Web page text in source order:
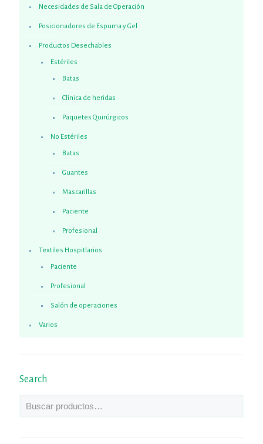
Necesidades de Sala de Operación
Posicionadores de Espuma y Gel
Productos Desechables
Estériles
Batas
Clínica de heridas
Paquetes Quirúrgicos
No Estériles
Batas
Guantes
Mascarillas
Paciente
Profesional
Textiles Hospitlarios
Paciente
Profesional
Salón de operaciones
Varios
Search